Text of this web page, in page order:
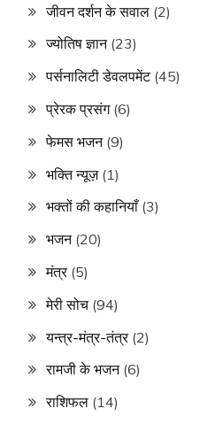
जीवन दर्शन के सवाल (2)
ज्योतिष ज्ञान(23)
पर्सनालिटी डेवलपमेंट(45)
प्रेरक प्रसंग(6)
फेमस भजन(9)
भक्ति न्यूज़(1)
भक्तों की कहानियाँ(3)
भजन(20)
मंत्र(5)
मेरी सोच (94)
यन्त्र-मंत्र-तंत्र(2)
रामजी के भजन(6)
राशिफल (14)